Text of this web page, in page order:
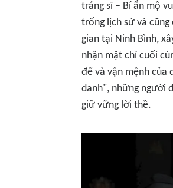
tráng sĩ – Bí ẩn mộ
trống lịch sử và
gian tại Ninh Bình,
nhận mật chỉ cuối
đế và vận mệnh của
danh", những người
giữ vững lời thề.